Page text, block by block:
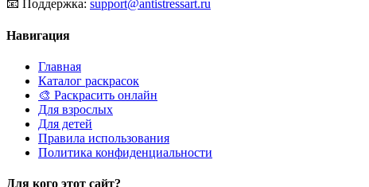
📧 Поддержка: support@antistressart.ru
Навигация
Главная
Каталог раскрасок
🎨 Раскрасить онлайн
Для взрослых
Для детей
Правила использования
Политика конфиденциальности
Для кого этот сайт?